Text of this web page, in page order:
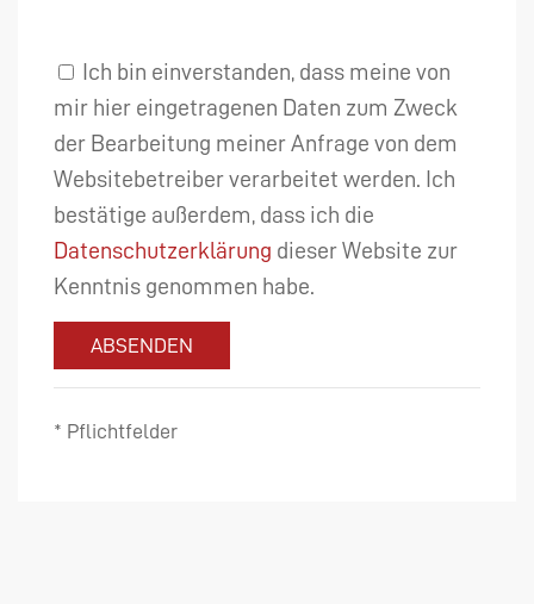
Ich bin einverstanden, dass meine von
mir hier eingetragenen Daten zum Zweck
der Bearbeitung meiner Anfrage von dem
Websitebetreiber verarbeitet werden. Ich
bestätige außerdem, dass ich die
Datenschutzerklärung dieser Website zur
Kenntnis genommen habe.
ABSENDEN
* Pflichtfelder